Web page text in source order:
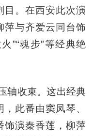
目。在西安此次演
萍与齐爱云同台饰
”“魂步”等经典绝
收束。这出经典
此番由窦凤琴、
饰演秦香莲，柳萍